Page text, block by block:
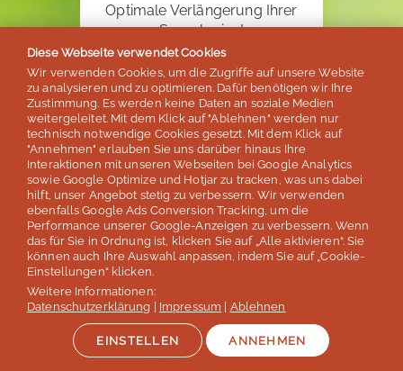
Optimale Verlängerung Ihrer
Sprachreise!
SPRECHEN SIE UNS AN!
Unser Dankeschön!
20€
für Ihre Weiterempfehlung
Diese Webseite verwendet Cookies
Wir verwenden Cookies, um die Zugriffe auf unsere Website
zu analysieren und zu optimieren. Dafür benötigen wir Ihre
Zustimmung. Es werden keine Daten an soziale Medien
weitergeleitet. Mit dem Klick auf "Ablehnen" werden nur
technisch notwendige Cookies gesetzt. Mit dem Klick auf
"Annehmen" erlauben Sie uns darüber hinaus Ihre
Interaktionen mit unseren Webseiten bei Google Analytics
sowie Google Optimize und Hotjar zu tracken, was uns dabei
hilft, unser Angebot stetig zu verbessern. Wir verwenden
ebenfalls Google Ads Conversion Tracking, um die
Performance unserer Google-Anzeigen zu verbessern. Wenn
das für Sie in Ordnung ist, klicken Sie auf „Alle aktivieren“. Sie
können auch Ihre Auswahl anpassen, indem Sie auf „Cookie-
Einstellungen“ klicken.
Weitere Informationen:
Datenschutzerklärung
Impressum Ablehnen
EINSTELLEN ANNEHMEN